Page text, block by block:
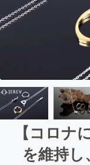
【コロナ
を維持し